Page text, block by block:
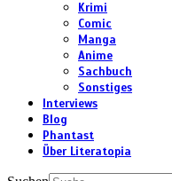
Krimi
Comic
Manga
Anime
Sachbuch
Sonstiges
Interviews
Blog
Phantast
Über Literatopia